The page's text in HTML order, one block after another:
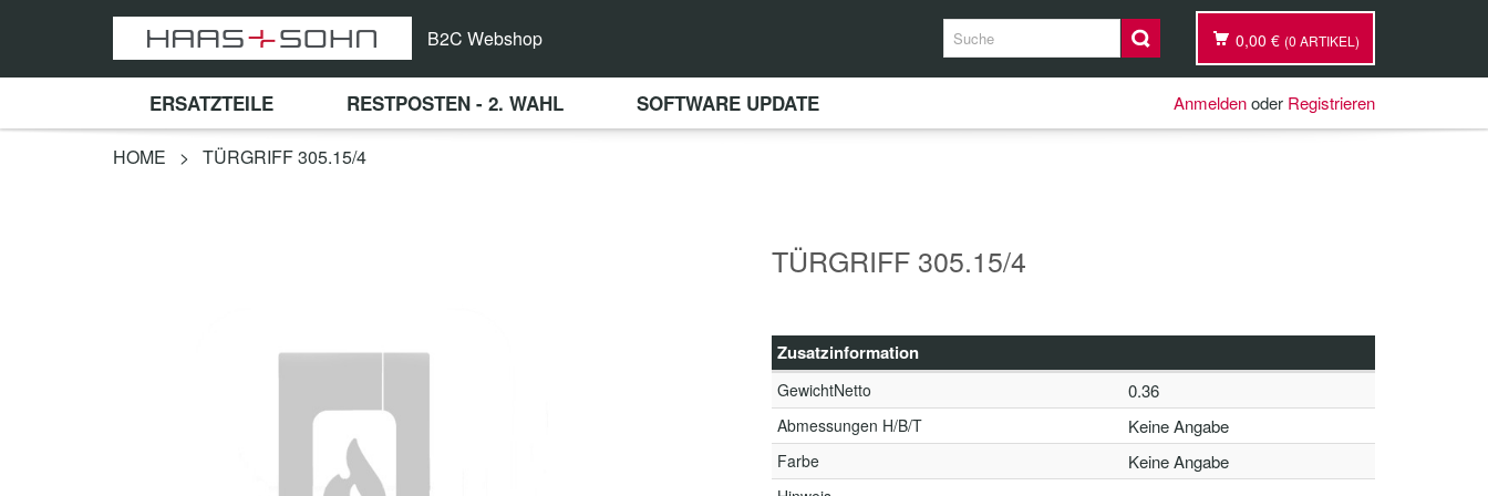
B2C Webshop 0,00 € (0 ARTIKEL)
ERSATZTEILE RESTPOSTEN - 2. WAHL SOFTWARE UPDATE Anmeldenoder Registrieren
HOME > TÜRGRIFF 305.15/4
TÜRGRIFF 305.15/4
Zusatzinformation
GewichtNetto 0.36
Abmessungen H/B/T Keine Angabe
Farbe Keine Angabe